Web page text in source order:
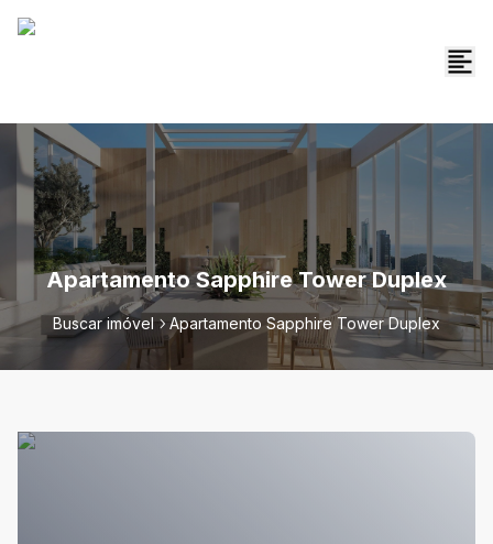
Apartamento Sapphire Tower Duplex
Buscar imóvel Apartamento Sapphire Tower Duplex